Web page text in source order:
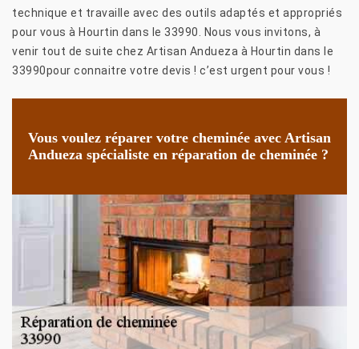
technique et travaille avec des outils adaptés et appropriés
pour vous à Hourtin dans le 33990. Nous vous invitons, à
venir tout de suite chez Artisan Andueza à Hourtin dans le
33990pour connaitre votre devis ! c’est urgent pour vous !
Vous voulez réparer votre cheminée avec Artisan
Andueza spécialiste en réparation de cheminée ?